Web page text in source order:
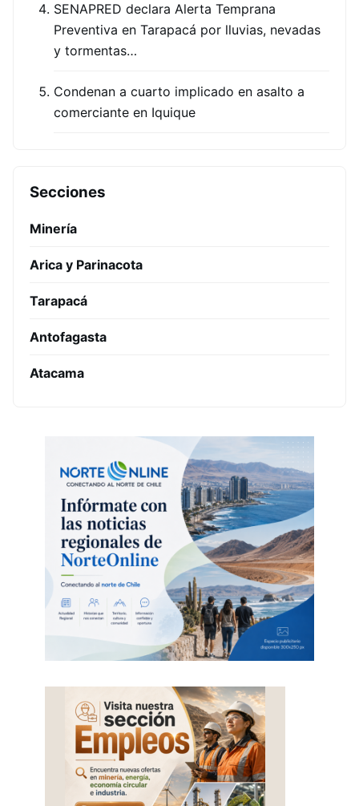
SENAPRED declara Alerta Temprana
Preventiva en Tarapacá por lluvias, nevadas
y tormentas…
Condenan a cuarto implicado en asalto a
comerciante en Iquique
Secciones
Minería
Arica y Parinacota
Tarapacá
Antofagasta
Atacama